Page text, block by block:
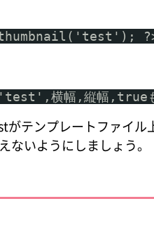
横幅,縦幅,true
がテンプレートファイ
ないようにしましょう。